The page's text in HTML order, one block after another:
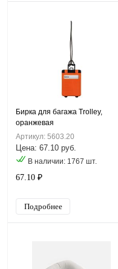
Бирка для багажа Trolley,
оранжевая
Артикул: 5603.20
Цена: 67.10 руб.
В наличии: 1767 шт.
67.10 ₽
Подробнее